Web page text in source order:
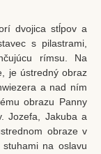
dvojica stĺpov a
s pilastrami,
rímsu. Na
je ústredný obraz
a nad ním
obrazu Panny
Jozefa, Jakuba a
obraze v
na oslavu